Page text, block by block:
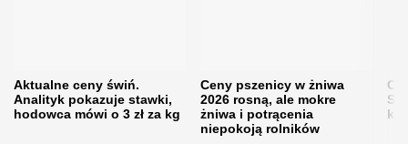
Aktualne ceny świń.
Analityk pokazuje stawki,
hodowca mówi o 3 zł za kg
Ceny pszenicy w żniwa
2026 rosną, ale mokre
żniwa i potrącenia
niepokoją rolników